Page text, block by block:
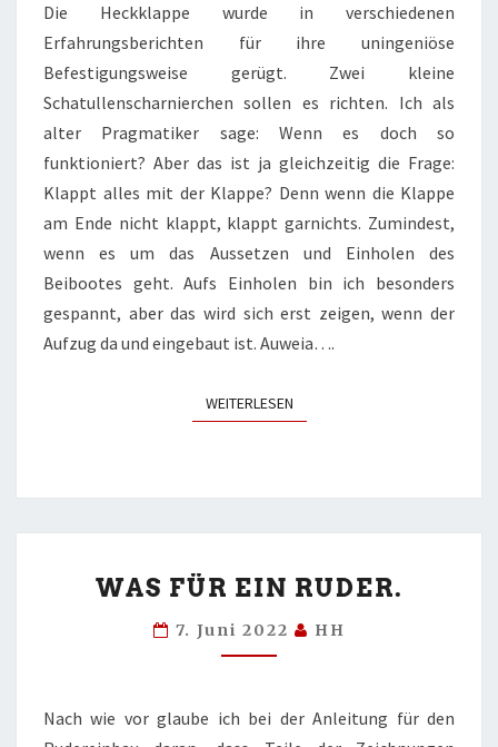
Die Heckklappe wurde in verschiedenen
Erfahrungsberichten für ihre uningeniöse
Befestigungsweise gerügt. Zwei kleine
Schatullenscharnierchen sollen es richten. Ich als
alter Pragmatiker sage: Wenn es doch so
funktioniert? Aber das ist ja gleichzeitig die Frage:
Klappt alles mit der Klappe? Denn wenn die Klappe
am Ende nicht klappt, klappt garnichts. Zumindest,
wenn es um das Aussetzen und Einholen des
Beibootes geht. Aufs Einholen bin ich besonders
gespannt, aber das wird sich erst zeigen, wenn der
Aufzug da und eingebaut ist. Auweia….
WEITERLESENWEITERLESEN
FÜR
EIN
RUDER.
WAS FÜR EIN RUDER.
7. Juni 2022 HH
Nach wie vor glaube ich bei der Anleitung für den